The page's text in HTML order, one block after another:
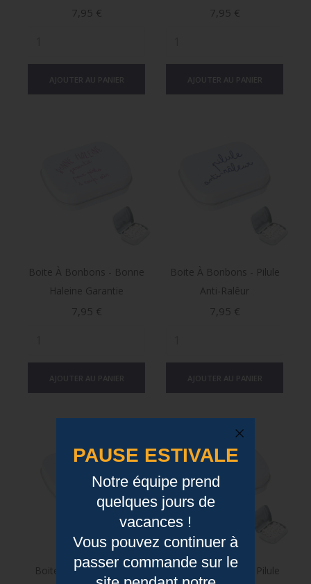
Prix
7,95 € Prix
7,95 €
Boite À Bonbons - Bonne
Haleine Garantie
Prix
7,95 €
Boite À Bonbons - Pilule
Anti-Ralêur
Prix
7,95 €
Boite À Bonbons - Anti
Boite À Bonbons - Pilule
PAUSE ESTIVALE
Notre équipe prend
quelques jours de
vacances !
Vous pouvez continuer à
passer commande sur le